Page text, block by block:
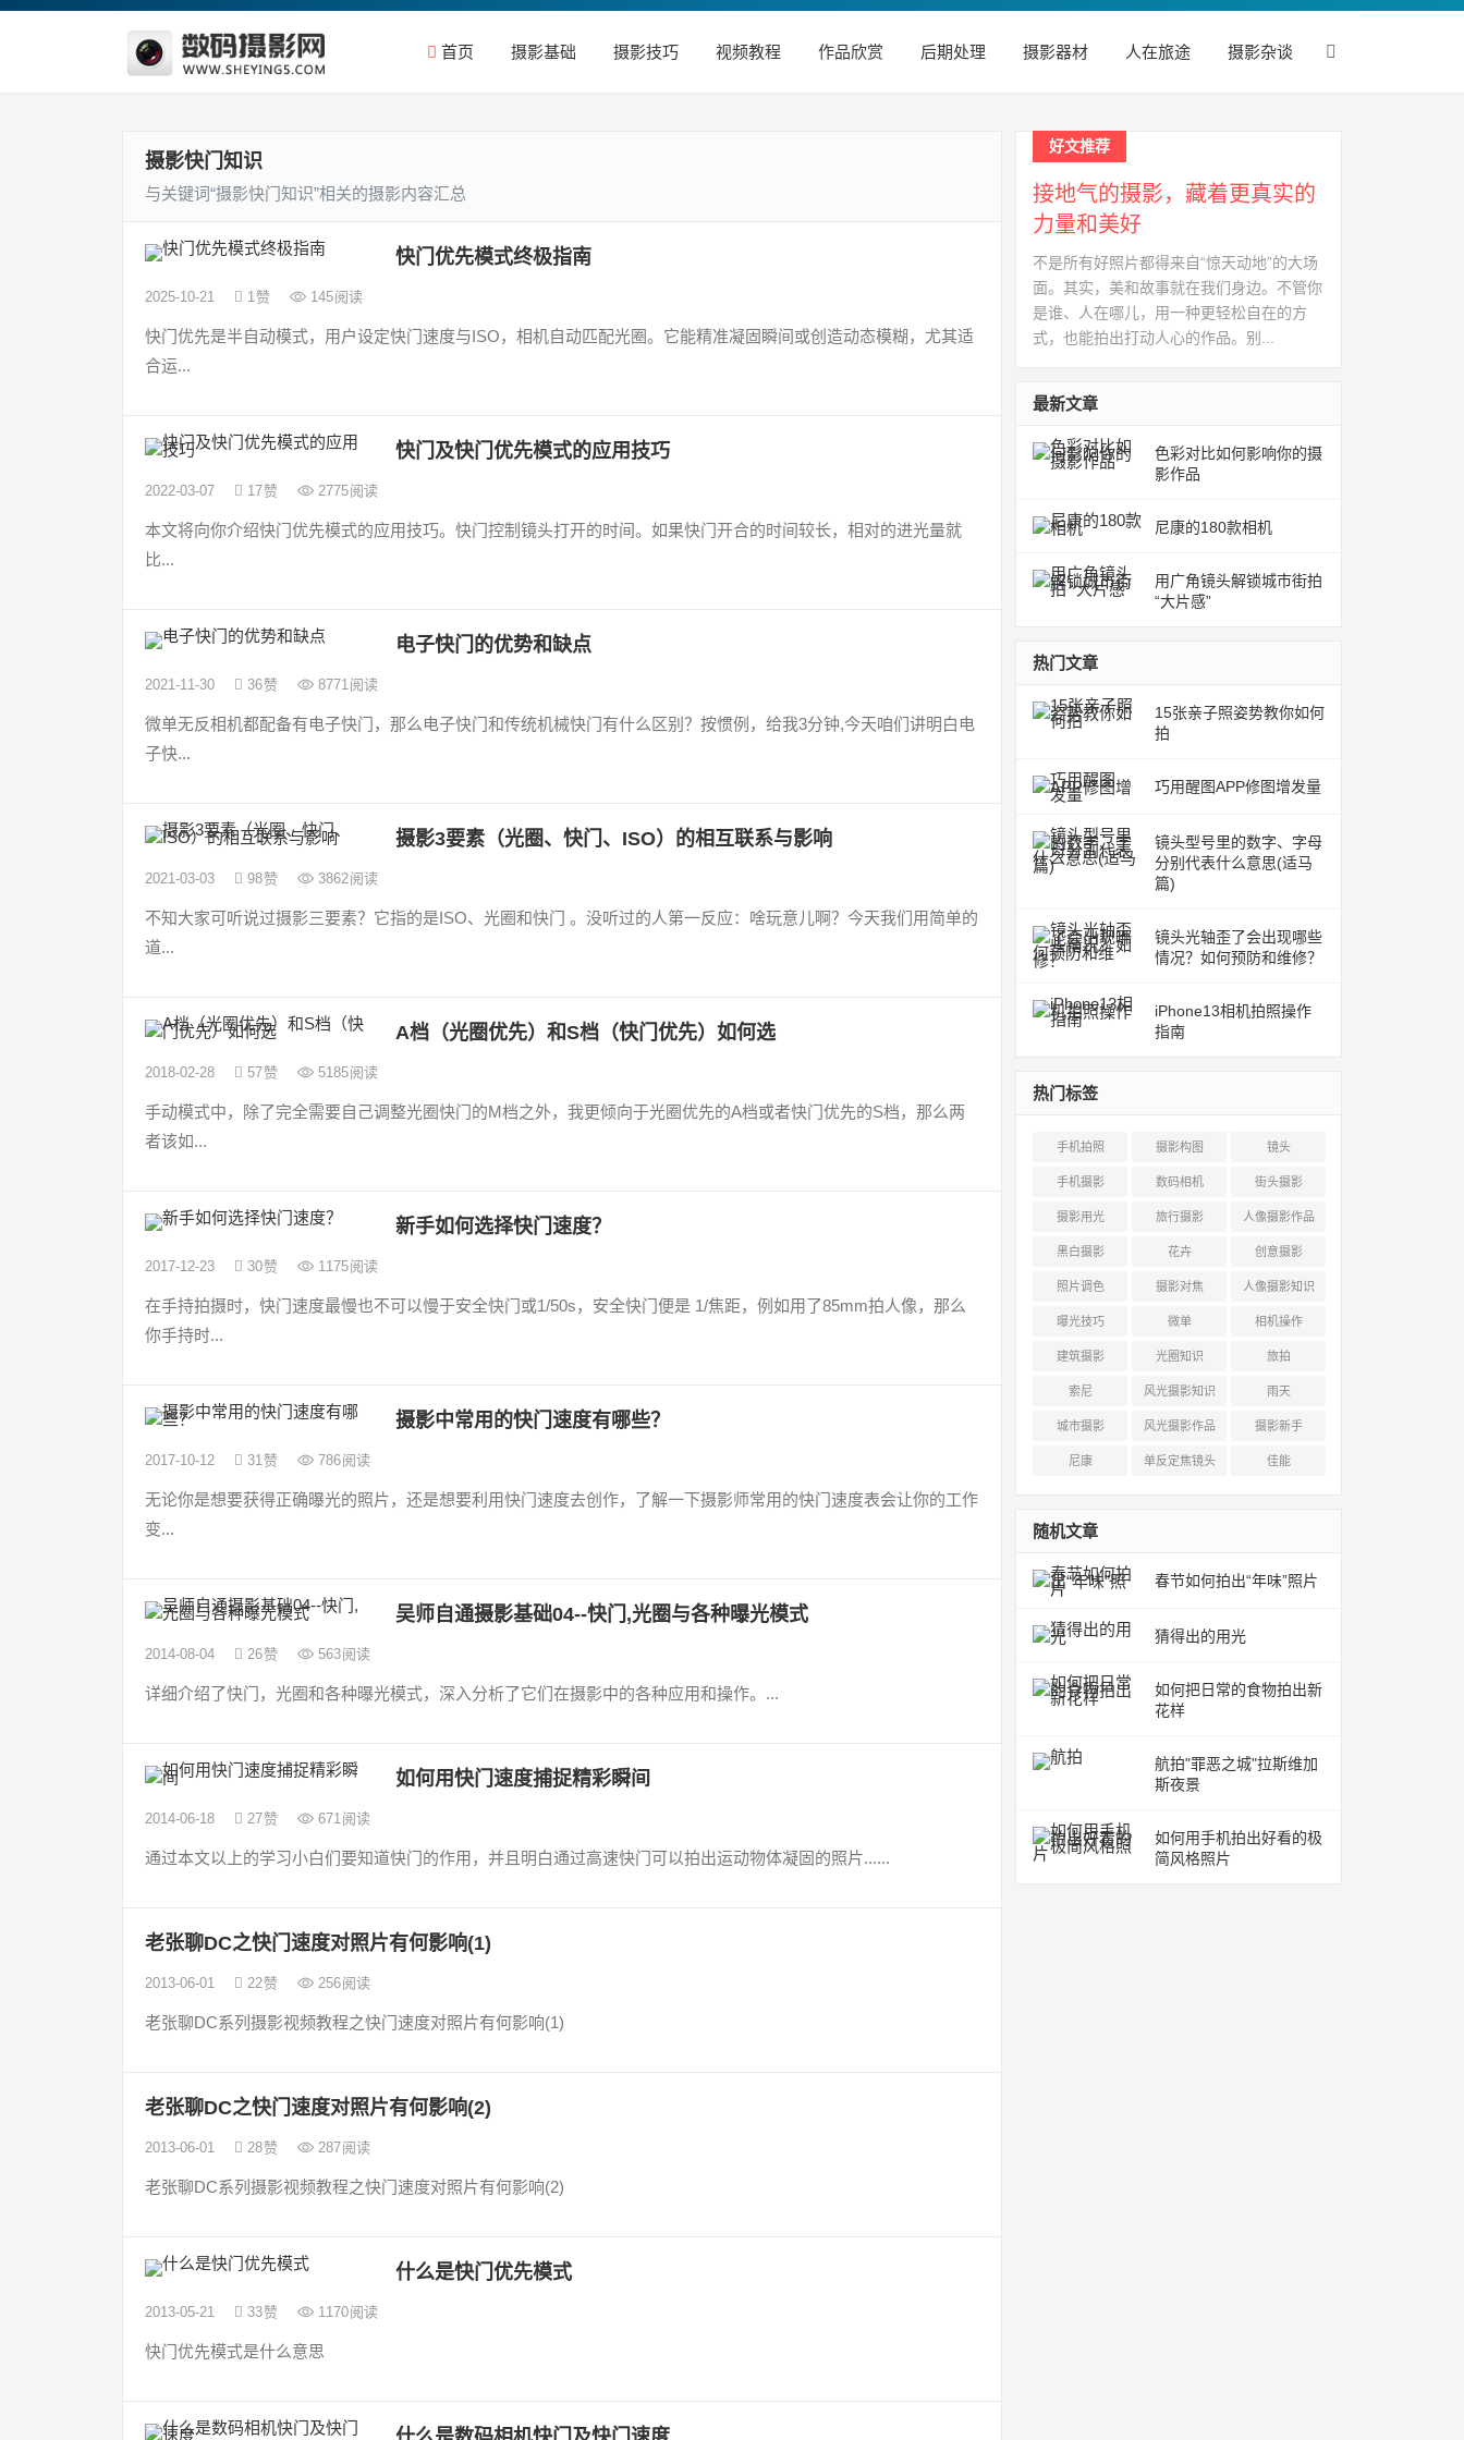
首页 摄影基础 摄影技巧 视频教程 作品欣赏 后期处理 摄影器材 人在旅途 摄影杂谈
摄影快门知识
与关键词“摄影快门知识”相关的摄影内容汇总
快门优先模式终极指南
2025-10-21 1赞 145阅读
快门优先是半自动模式，用户设定快门速度与ISO，相机自动匹配光圈。它能精准凝固瞬间或创造动态模糊，尤其适
合运...
快门及快门优先模式的应用技巧
2022-03-07 17赞 2775阅读
本文将向你介绍快门优先模式的应用技巧。快门控制镜头打开的时间。如果快门开合的时间较长，相对的进光量就
比...
电子快门的优势和缺点
2021-11-30 36赞 8771阅读
微单无反相机都配备有电子快门，那么电子快门和传统机械快门有什么区别？按惯例，给我3分钟,今天咱们讲明白电
子快...
摄影3要素（光圈、快门、ISO）的相互联系与影响
2021-03-03 98赞 3862阅读
不知大家可听说过摄影三要素？它指的是ISO、光圈和快门 。没听过的人第一反应：啥玩意儿啊？今天我们用简单的
道...
A档（光圈优先）和S档（快门优先）如何选
2018-02-28 57赞 5185阅读
手动模式中，除了完全需要自己调整光圈快门的M档之外，我更倾向于光圈优先的A档或者快门优先的S档，那么两
者该如...
新手如何选择快门速度？
2017-12-23 30赞 1175阅读
在手持拍摄时，快门速度最慢也不可以慢于安全快门或1/50s，安全快门便是 1/焦距，例如用了85mm拍人像，那么
你手持时...
摄影中常用的快门速度有哪些？
2017-10-12 31赞 786阅读
无论你是想要获得正确曝光的照片，还是想要利用快门速度去创作，了解一下摄影师常用的快门速度表会让你的工作
变...
吴师自通摄影基础04--快门,光圈与各种曝光模式
2014-08-04 26赞 563阅读
详细介绍了快门，光圈和各种曝光模式，深入分析了它们在摄影中的各种应用和操作。...
如何用快门速度捕捉精彩瞬间
2014-06-18 27赞 671阅读
通过本文以上的学习小白们要知道快门的作用，并且明白通过高速快门可以拍出运动物体凝固的照片......
老张聊DC之快门速度对照片有何影响(1)
2013-06-01 22赞 256阅读
老张聊DC系列摄影视频教程之快门速度对照片有何影响(1)
老张聊DC之快门速度对照片有何影响(2)
2013-06-01 28赞 287阅读
老张聊DC系列摄影视频教程之快门速度对照片有何影响(2)
什么是快门优先模式
2013-05-21 33赞 1170阅读
快门优先模式是什么意思
好文推荐
接地气的摄影，藏着更真实的
力量和美好
不是所有好照片都得来自“惊天动地”的大场
面。其实，美和故事就在我们身边。不管你
是谁、人在哪儿，用一种更轻松自在的方
式，也能拍出打动人心的作品。别...
最新文章
色彩对比如何影响你的摄
影作品
尼康的180款相机
用广角镜头解锁城市街拍
“大片感”
热门文章
15张亲子照姿势教你如何
拍
巧用醒图APP修图增发量
镜头型号里的数字、字母
分别代表什么意思(适马
篇)
镜头光轴歪了会出现哪些
情况？如何预防和维修？
iPhone13相机拍照操作
指南
热门标签
手机拍照 摄影构图 镜头
手机摄影 数码相机 街头摄影
摄影用光 旅行摄影 人像摄影作品
黑白摄影 花卉 创意摄影
照片调色 摄影对焦 人像摄影知识
曝光技巧 微单 相机操作
建筑摄影 光圈知识 旅拍
索尼 风光摄影知识 雨天
城市摄影 风光摄影作品 摄影新手
尼康 单反定焦镜头 佳能
随机文章
春节如何拍出“年味”照片
猜得出的用光
如何把日常的食物拍出新
花样
航拍"罪恶之城"拉斯维加
斯夜景
如何用手机拍出好看的极
简风格照片